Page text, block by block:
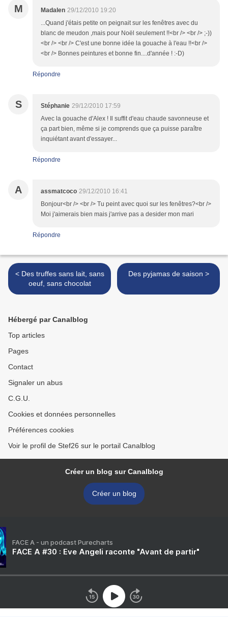
M Madalen 29/12/2010 19:20
...Quand j'étais petite on peignait sur les fenêtres avec du
blanc de meudon ,mais pour Noël seulement !!<br /> <br /> ;-))
<br /> <br /> C'est une bonne idée la gouache à l'eau !!<br />
<br /> Bonnes peintures et bonne fin....d'année ! :-D)
Répondre
S Stéphanie 29/12/2010 17:59
Avec la gouache d'Alex ! Il suffit d'eau chaude savonneuse et
ça part bien, même si je comprends que ça puisse paraître
inquiétant avant d'essayer...
Répondre
A assmatcoco 29/12/2010 16:41
Bonjour<br /> <br /> Tu peint avec quoi sur les fenêtres?<br />
Moi j'aimerais bien mais j'arrive pas a desider mon mari
Répondre
< Des truffes sans lait, sans
oeuf, sans chocolat
Des pyjamas de saison >
Hébergé par Canalblog
Top articles
Pages
Contact
Signaler un abus
C.G.U.
Cookies et données personnelles
Préférences cookies
Voir le profil de Stef26 sur le portail Canalblog
Créer un blog sur Canalblog
Créer un blog
FACE A - un podcast Purecharts
FACE A #30 : Eve Angeli raconte "Avant de partir"